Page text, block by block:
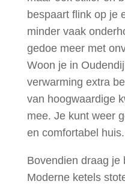
bespaart flink op je
minder vaak
gedoe meer met
Woon je in
verwarming extra
van hoogwaardige
mee. Je kunt weer
en comfortabel huis.
Bovendien draag je
Moderne ketels